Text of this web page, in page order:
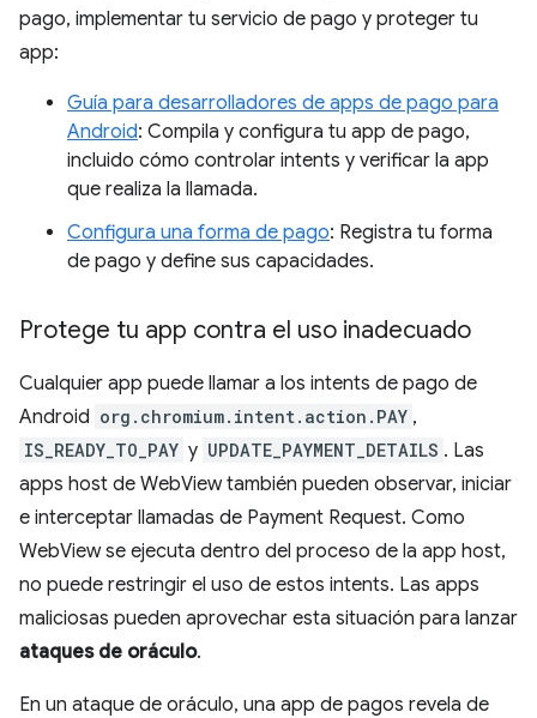
pago, implementar tu servicio de pago y proteger tu
app:
Guía para desarrolladores de apps de pago para
Android: Compila y configura tu app de pago,
incluido cómo controlar intents y verificar la app
que realiza la llamada.
Configura una forma de pago: Registra tu forma
de pago y define sus capacidades.
Protege tu app contra el uso inadecuado
Cualquier app puede llamar a los intents de pago de
Android org.chromium.intent.action.PAY ,
IS_READY_TO_PAY y UPDATE_PAYMENT_DETAILS . Las
apps host de WebView también pueden observar, iniciar
e interceptar llamadas de Payment Request. Como
WebView se ejecuta dentro del proceso de la app host,
no puede restringir el uso de estos intents. Las apps
maliciosas pueden aprovechar esta situación para lanzar
ataques de oráculo.
En un ataque de oráculo, una app de pagos revela de